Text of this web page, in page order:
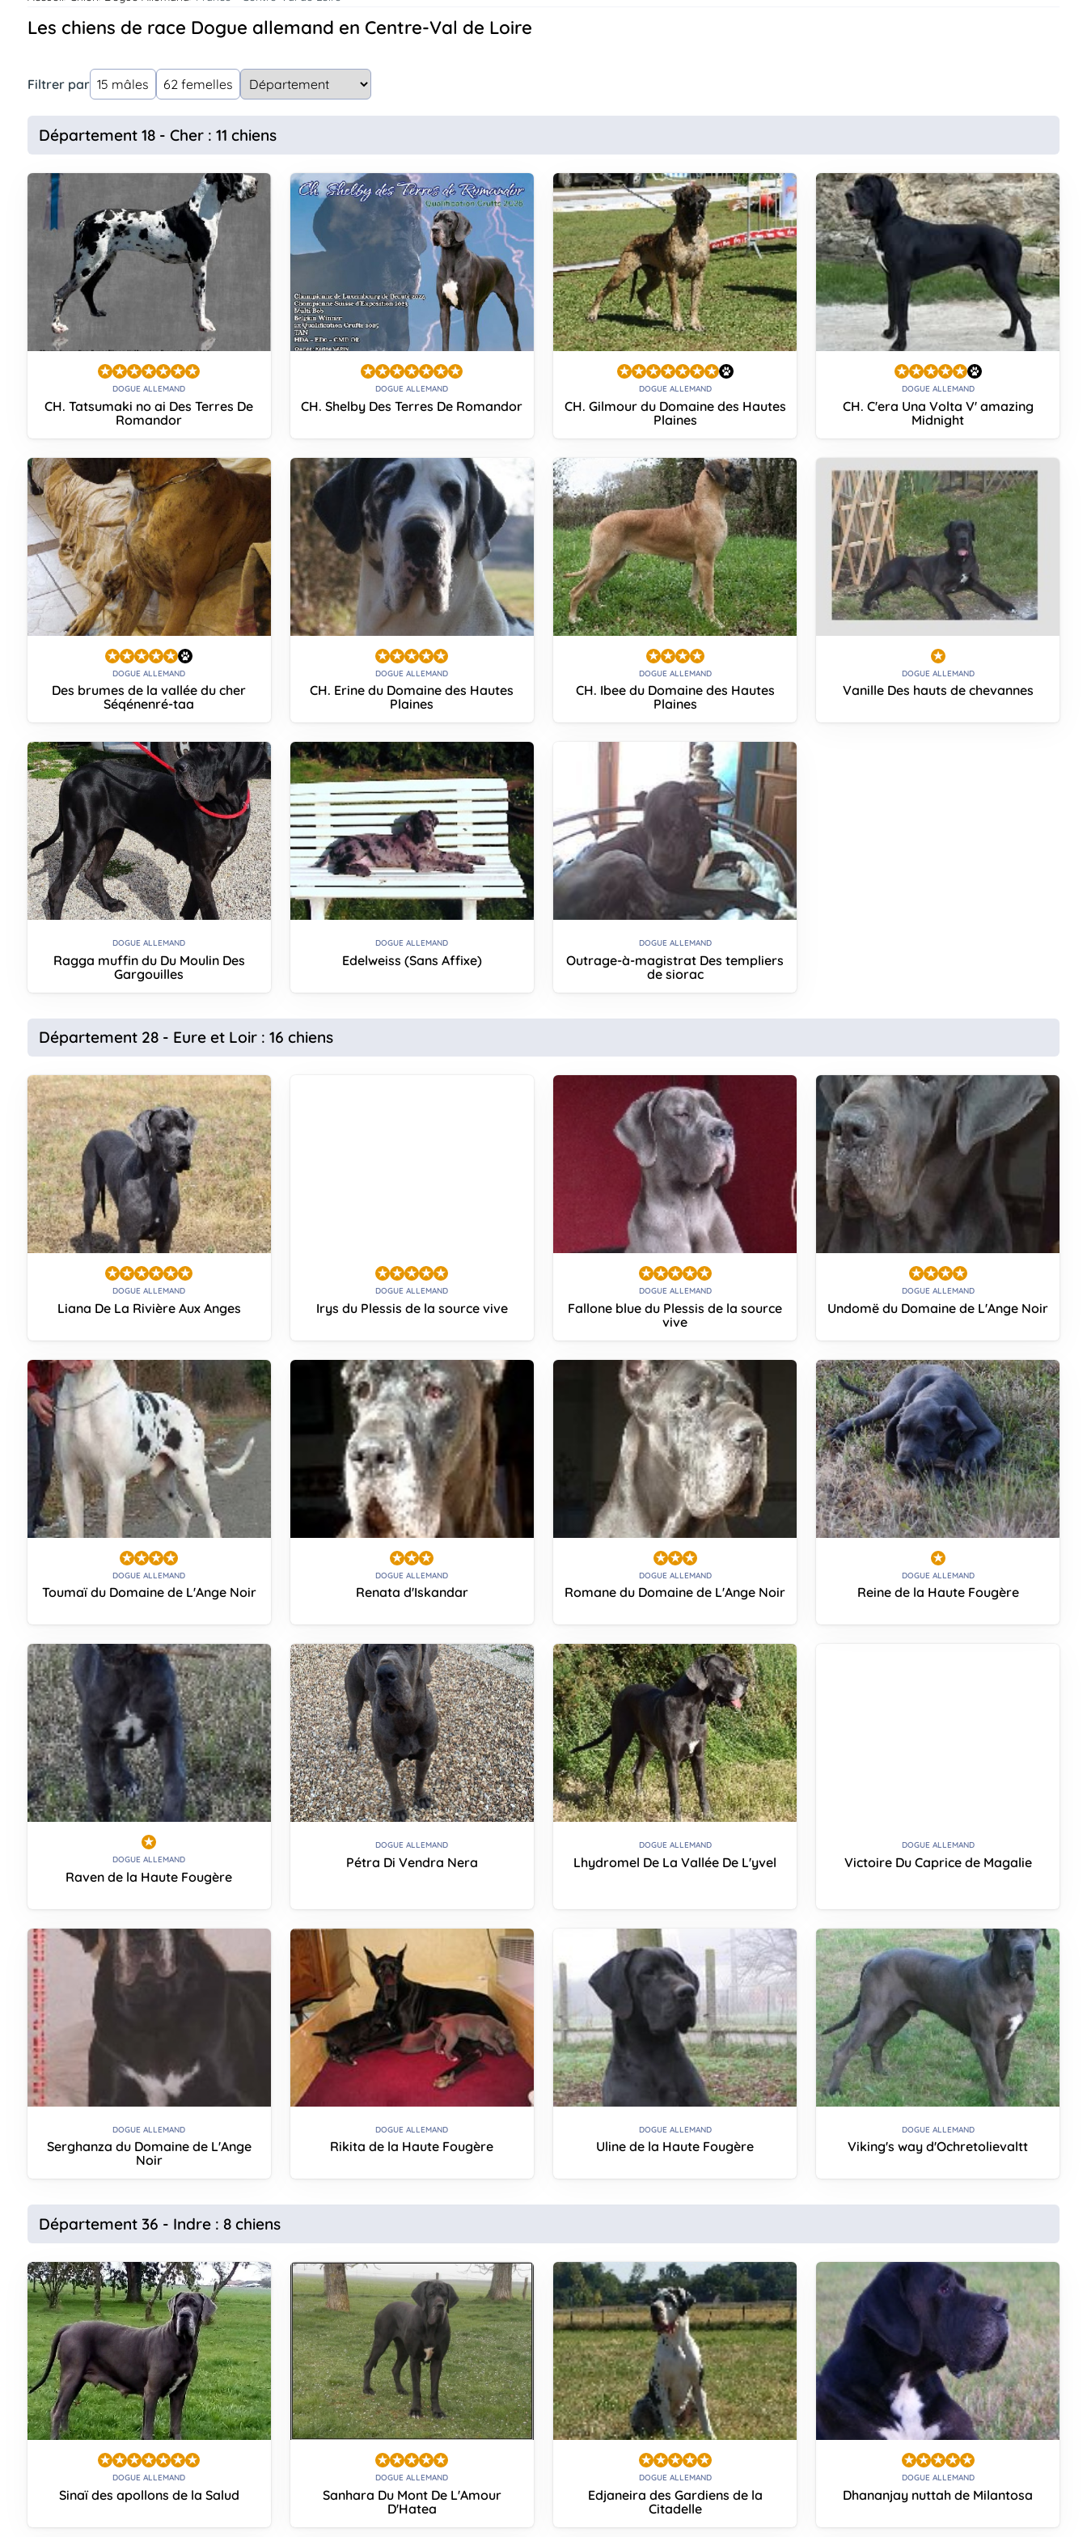
Assurances
Les chiens de race Dogue allemand en Centre-Val de Loire
Filtrer par 15 mâles 62 femelles
Département 18 - Cher : 11 chiens
DOGUE ALLEMAND
CH. Tatsumaki no ai Des Terres De
Romandor
DOGUE ALLEMAND
CH. Shelby Des Terres De Romandor
DOGUE ALLEMAND
CH. Gilmour du Domaine des Hautes
Plaines
DOGUE ALLEMAND
CH. C'era Una Volta V' amazing
Midnight
DOGUE ALLEMAND
Des brumes de la vallée du cher
Séqénenré-taa
DOGUE ALLEMAND
CH. Erine du Domaine des Hautes
Plaines
DOGUE ALLEMAND
CH. Ibee du Domaine des Hautes
Plaines
DOGUE ALLEMAND
Vanille Des hauts de chevannes
DOGUE ALLEMAND
Ragga muffin du Du Moulin Des
Gargouilles
DOGUE ALLEMAND
Edelweiss (Sans Affixe)
DOGUE ALLEMAND
Outrage-à-magistrat Des templiers
de siorac
Département 28 - Eure et Loir : 16 chiens
DOGUE ALLEMAND
Liana De La Rivière Aux Anges
DOGUE ALLEMAND
Irys du Plessis de la source vive
DOGUE ALLEMAND
Fallone blue du Plessis de la source
vive
DOGUE ALLEMAND
Undomë du Domaine de L'Ange Noir
DOGUE ALLEMAND
Toumaï du Domaine de L'Ange Noir
DOGUE ALLEMAND
Renata d'Iskandar
DOGUE ALLEMAND
Romane du Domaine de L'Ange Noir
DOGUE ALLEMAND
Reine de la Haute Fougère
DOGUE ALLEMAND
Raven de la Haute Fougère
DOGUE ALLEMAND
Pétra Di Vendra Nera
DOGUE ALLEMAND
Lhydromel De La Vallée De L'yvel
DOGUE ALLEMAND
Victoire Du Caprice de Magalie
DOGUE ALLEMAND
Serghanza du Domaine de L'Ange
Noir
DOGUE ALLEMAND
Rikita de la Haute Fougère
DOGUE ALLEMAND
Uline de la Haute Fougère
DOGUE ALLEMAND
Viking's way d'Ochretolievaltt
Département 36 - Indre : 8 chiens
DOGUE ALLEMAND
Sinaï des apollons de la Salud
DOGUE ALLEMAND
Sanhara Du Mont De L'Amour
D'Hatea
DOGUE ALLEMAND
Edjaneira des Gardiens de la
Citadelle
DOGUE ALLEMAND
Dhananjay nuttah de Milantosa